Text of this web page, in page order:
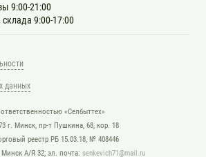
9:00-21:00
9:00-17:00
«Селбыттех»
г. Минск, пр-т Пушкина, 68, кор. 18
реестр РБ 15.03.18, № 408446
Минск А/Я 32; эл. почта: senkevich71@mail.ru
данных